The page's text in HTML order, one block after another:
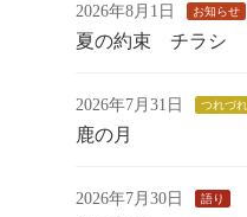
2026年8月1日 お知らせ
夏の約束 チラシ
2026年7月31日 つれづれ
鹿の月
2026年7月30日 語り